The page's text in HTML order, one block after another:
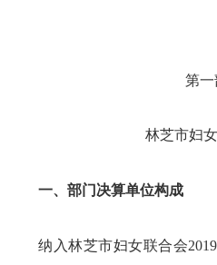
第一
林芝市妇
一、部门决算单位构成
纳入林芝市妇女联合会2019